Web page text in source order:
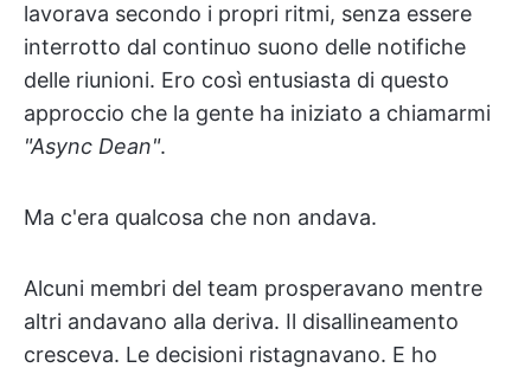
lavorava secondo i propri ritmi, senza essere
interrotto dal continuo suono delle notifiche
delle riunioni. Ero così entusiasta di questo
approccio che la gente ha iniziato a chiamarmi
"Async Dean".
Ma c'era qualcosa che non andava.
Alcuni membri del team prosperavano mentre
altri andavano alla deriva. Il disallineamento
cresceva. Le decisioni ristagnavano. E ho